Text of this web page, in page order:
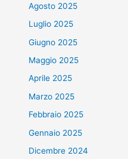
Agosto 2025
Luglio 2025
Giugno 2025
Maggio 2025
Aprile 2025
Marzo 2025
Febbraio 2025
Gennaio 2025
Dicembre 2024